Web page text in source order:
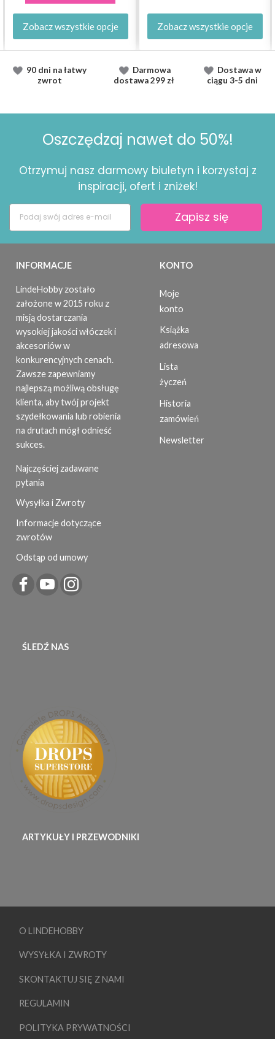
Zobacz wszystkie opcje Zobacz wszystkie opcje
90 dni na łatwy
zwrot
Darmowa
dostawa299 zł
Dostawaw
ciągu 3-5 dni
Oszczędzaj nawet do 50%!
Otrzymuj nasz darmowy biuletyn i korzystaj z
inspiracji, ofert i zniżek!
Zapisz się
INFORMACJE
LindeHobby zostało
założone w 2015 roku z
misją dostarczania
wysokiej jakości włóczek i
akcesoriów w
konkurencyjnych cenach.
Zawsze zapewniamy
najlepszą możliwą obsługę
klienta, aby twój projekt
szydełkowania lub robienia
na drutach mógł odnieść
sukces.
Najczęściej zadawane
pytania
Wysyłka i Zwroty
Informacje dotyczące
zwrotów
Odstąp od umowy
KONTO
Moje
konto
Książka
adresowa
Lista
życzeń
Historia
zamówień
Newsletter
ŚLEDŹ NAS
ARTYKUŁY I PRZEWODNIKI
O LINDEHOBBY
WYSYŁKA I ZWROTY
SKONTAKTUJ SIĘ Z NAMI
REGULAMIN
POLITYKA PRYWATNOŚCI